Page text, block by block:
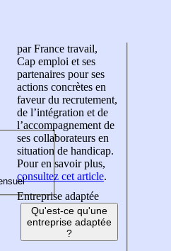
par France travail,
Cap emploi et ses
partenaires pour ses
actions concrètes en
faveur du recrutement,
de l’intégration et de
l’accompagnement de
ses collaborateurs en
situation de handicap.
Pour en savoir plus,
consultez cet article.
Entreprise adaptée
Qu'est-ce qu'une
entreprise adaptée
?